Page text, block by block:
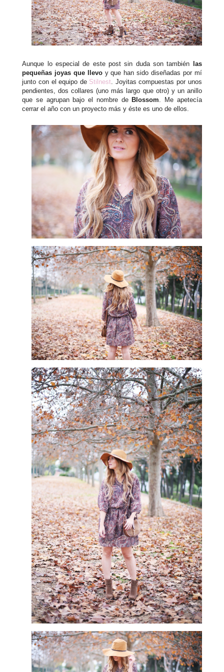
Aunque lo especial de este post sin duda son también
las
pequeñas joyas que llevo y que han sido diseñadas por mí
junto con el equipo de Stilnest . Joyitas compuestas por unos
pendientes, dos collares (uno más largo que otro) y un anillo
que se agrupan bajo el nombre de Blossom . Me apetecía
cerrar el año con un proyecto más y éste es uno de ellos.